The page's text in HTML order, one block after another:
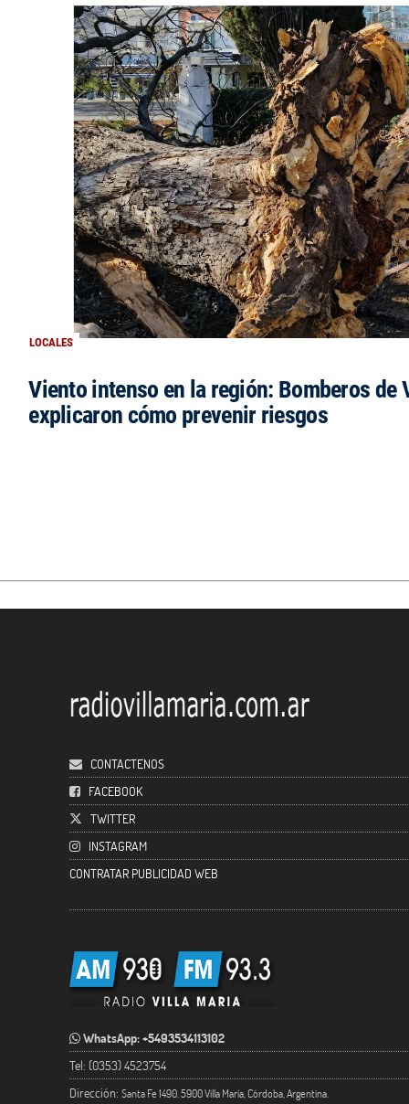
LOCALES
Viento intenso en la región: Bomberos de
explicaron cómo prevenir riesgos
CONTACTENOS
FACEBOOK
TWITTER
INSTAGRAM
CONTRATAR PUBLICIDAD WEB
WhatsApp: +5493534113102
Tel: (0353) 4523754
Dirección: Santa Fe 1490. 5900 Villa María, Córdoba, Argentina.